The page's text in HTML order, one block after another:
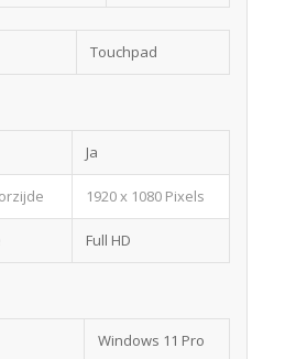
Touchpad
Ja
1920 x 1080 Pixels
Full HD
Windows 11 Pro